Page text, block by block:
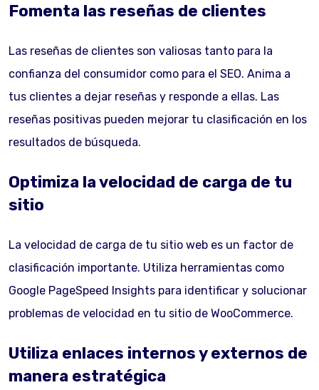
Fomenta las reseñas de clientes
Las reseñas de clientes son valiosas tanto para la
confianza del consumidor como para el SEO. Anima a
tus clientes a dejar reseñas y responde a ellas. Las
reseñas positivas pueden mejorar tu clasificación en los
resultados de búsqueda.
Optimiza la velocidad de carga de tu
sitio
La velocidad de carga de tu sitio web es un factor de
clasificación importante. Utiliza herramientas como
Google PageSpeed Insights para identificar y solucionar
problemas de velocidad en tu sitio de WooCommerce.
Utiliza enlaces internos y externos de
manera estratégica